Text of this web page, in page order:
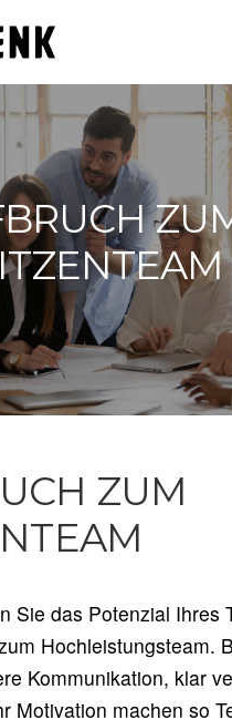
ZUM
Sie das Potenzial Ihres
Hochleistungsteam.
Kommunikation, klar
Motivation machen so